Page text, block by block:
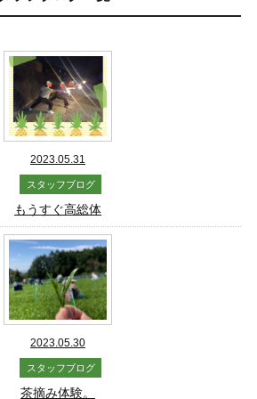
2023.05.31
スタッフブログ
もうすぐ高総体
2023.05.30
スタッフブログ
茶摘み体験。